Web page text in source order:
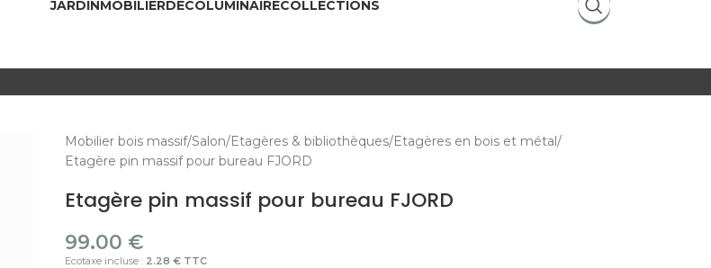
JARDINMOBILIERDÉCOLUMINAIRECOLLECTIONS
Mobilier bois massif Salon Etagères & bibliothèques Etagères en bois et métal
Etagère pin massif pour bureau FJORD
Etagère pin massif pour bureau FJORD
99.00 €
Ecotaxe incluse :2.28 € TTC